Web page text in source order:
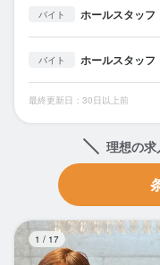
バイト ホールスタッフ
バイト ホールスタッフ
最終更新日：30日以上前
理想の求
1 / 17